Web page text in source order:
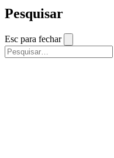
Pesquisar
Esc para fechar